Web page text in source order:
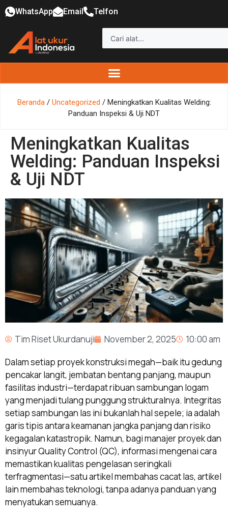
WhatsApp Email Telfon
Beranda/ Uncategorized / Meningkatkan Kualitas Welding:
Panduan Inspeksi & Uji NDT
Meningkatkan Kualitas
Welding: Panduan Inspeksi
& Uji NDT
Tim Riset Ukurdanuji November 2, 2025
10:00 am
Dalam setiap proyek konstruksi megah—baik itu gedung
pencakar langit, jembatan bentang panjang, maupun
fasilitas industri—terdapat ribuan sambungan logam
yang menjadi tulang punggung strukturalnya. Integritas
setiap sambungan las ini bukanlah hal sepele; ia adalah
garis tipis antara keamanan jangka panjang dan risiko
kegagalan katastropik. Namun, bagi manajer proyek dan
insinyur Quality Control (QC), informasi mengenai cara
memastikan kualitas pengelasan seringkali
terfragmentasi—satu artikel membahas cacat las, artikel
lain membahas teknologi, tanpa adanya panduan yang
menyatukan semuanya.